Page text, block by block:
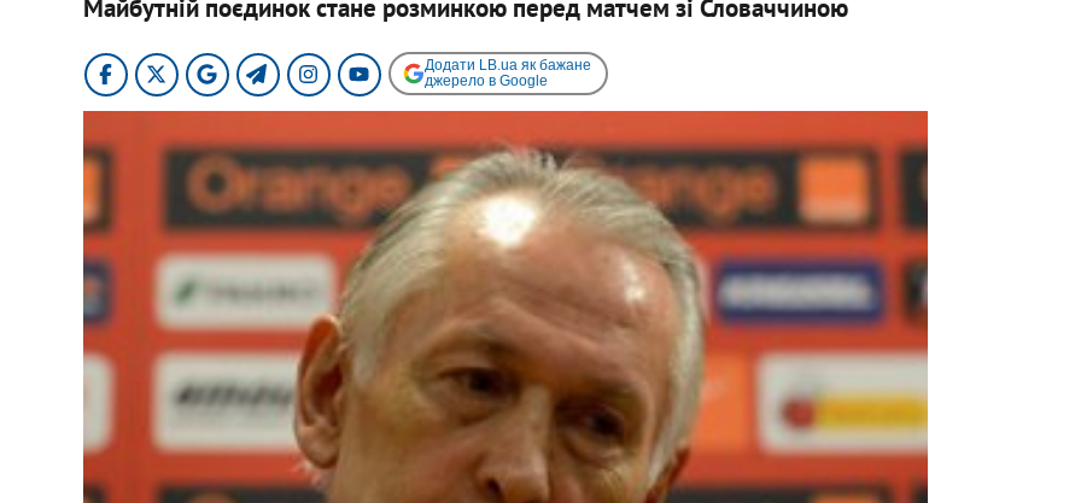
Майбутній поєдинок стане розминкою перед матчем зі Словаччиною
Додати LB.ua як бажане
джерело в Google